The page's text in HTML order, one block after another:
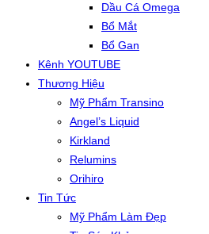
Dầu Cá Omega
Bổ Mắt
Bổ Gan
Kênh YOUTUBE
Thương Hiệu
Mỹ Phẩm Transino
Angel’s Liquid
Kirkland
Relumins
Orihiro
Tin Tức
Mỹ Phẩm Làm Đẹp